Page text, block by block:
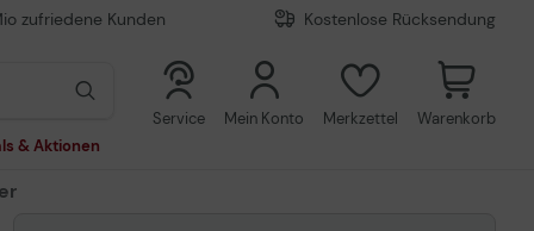
zufriedene Kunden Kostenlose Rücksendung
& Aktionen
Service Mein Konto Merkzettel Warenkorb